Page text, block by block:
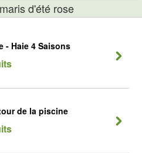
d'été rose
- Haie 4 Saisons
de la piscine